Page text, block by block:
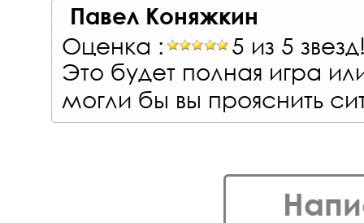
Павел Коняжкин
Оценка :
5 из 5
Это будет полная игра
могли бы вы прояснить